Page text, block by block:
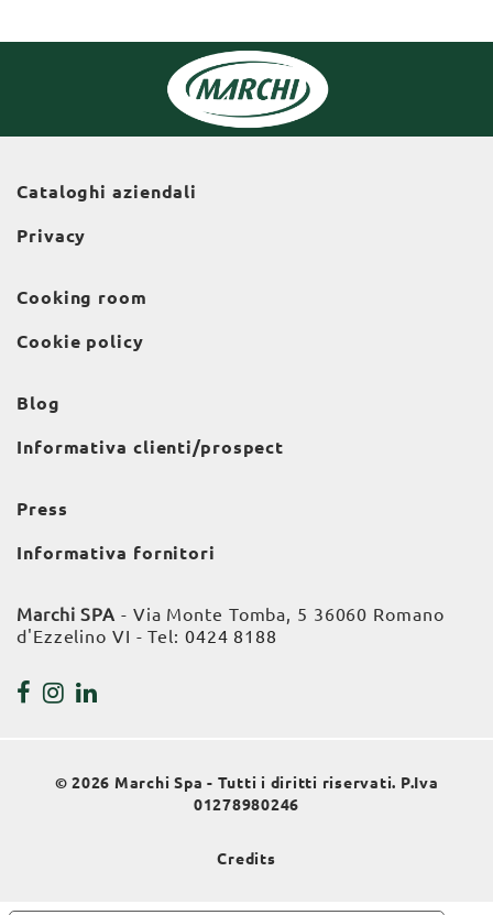
Cataloghi aziendali
Privacy
Cooking room
Cookie policy
Blog
Informativa clienti/prospect
Press
Informativa fornitori
Marchi SPA - Via Monte Tomba, 5 36060 Romano
d'Ezzelino VI - Tel: 0424 8188
© 2026 Marchi Spa - Tutti i diritti riservati. P.Iva
01278980246
Credits